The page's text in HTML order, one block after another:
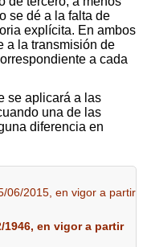
se dé a la falta de
explícita. En ambos
a la transmisión de
a cada
se aplicará a las
una de las
diferencia en
06/2015, en vigor a partir
en vigor a partir